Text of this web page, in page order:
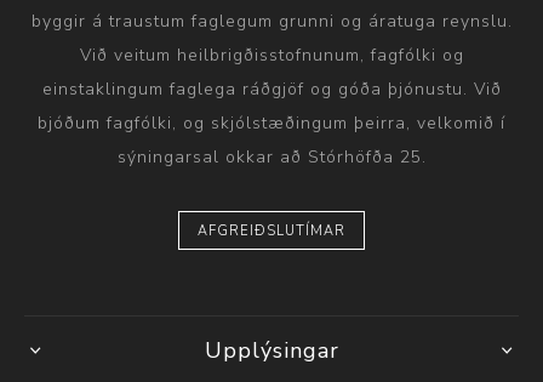
byggir á traustum faglegum grunni og áratuga reynslu.
Við veitum heilbrigðisstofnunum, fagfólki og
einstaklingum faglega ráðgjöf og góða þjónustu. Við
bjóðum fagfólki, og skjólstæðingum þeirra, velkomið í
sýningarsal okkar að Stórhöfða 25.
AFGREIÐSLUTÍMAR
Upplýsingar